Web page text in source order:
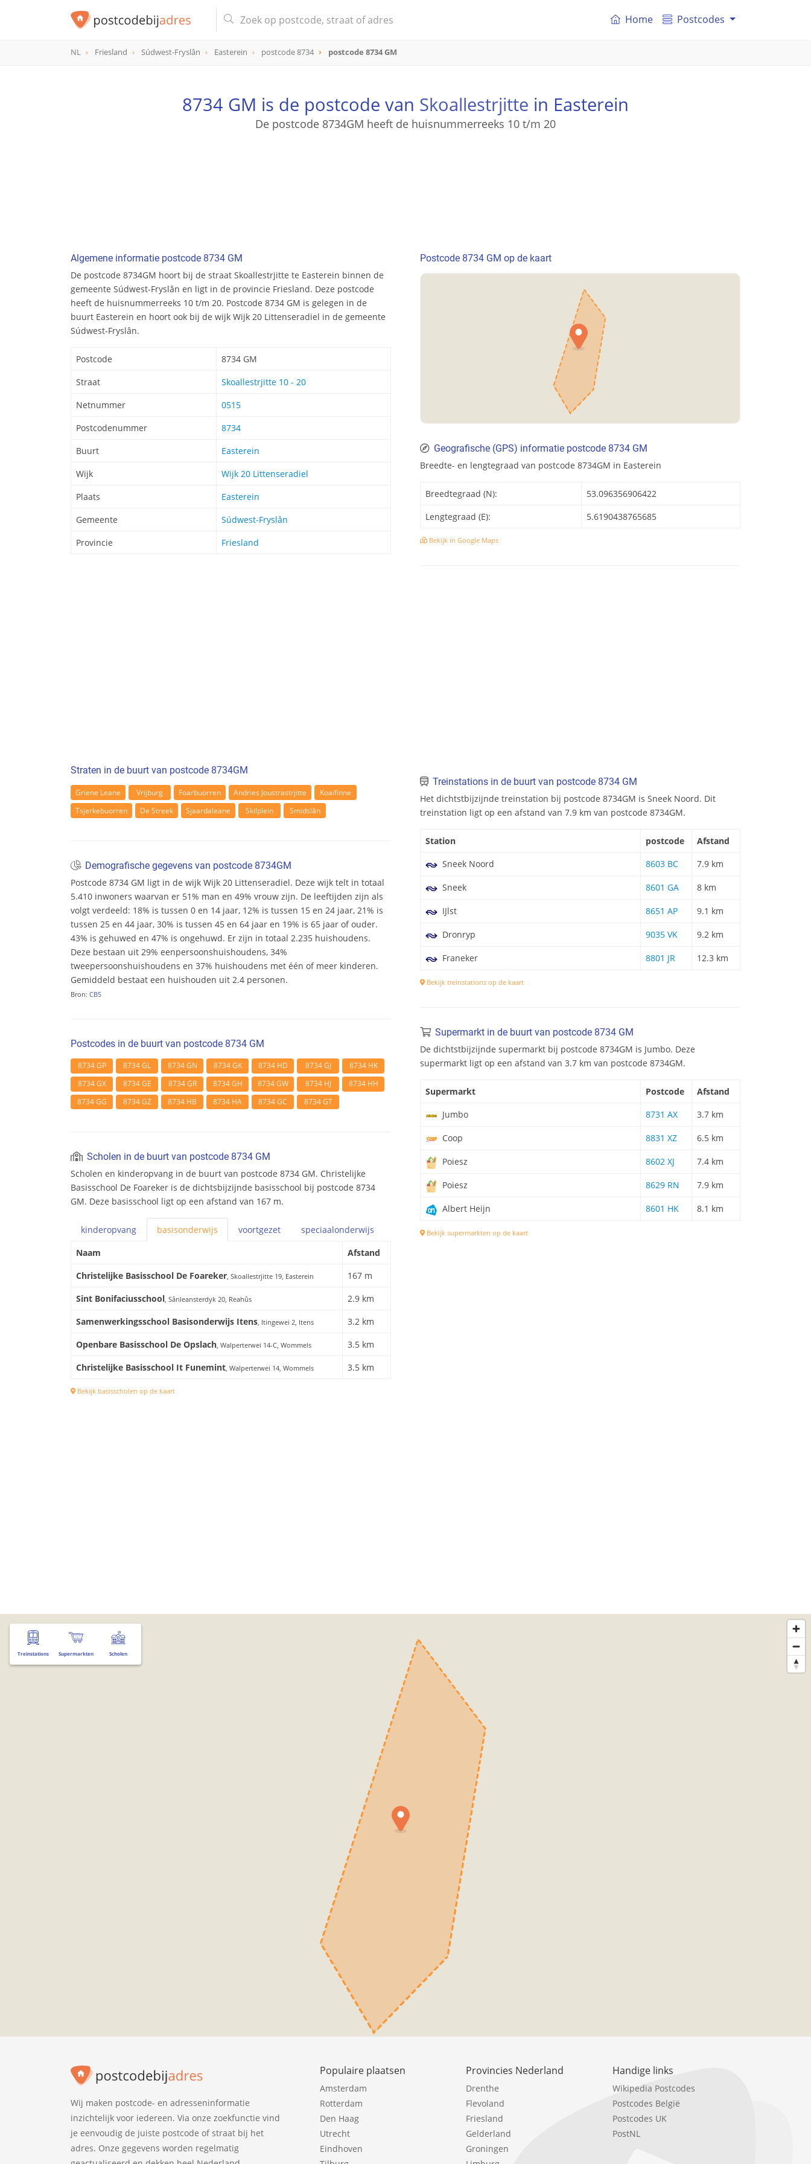
8734 GM
Home Postcodes
NL Friesland Súdwest-Fryslân Easterein postcode 8734 postcode 8734 GM
8734 GM is de postcode van Skoallestrjitte in Easterein
De postcode 8734GM heeft de huisnummerreeks 10 t/m 20
Algemene informatie postcode 8734 GM
De postcode 8734GM hoort bij de straat Skoallestrjitte te Easterein binnen de
gemeente Súdwest-Fryslân en ligt in de provincie Friesland. Deze postcode
heeft de huisnummerreeks 10 t/m 20. Postcode 8734 GM is gelegen in de
buurt Easterein en hoort ook bij de wijk Wijk 20 Littenseradiel in de gemeente
Súdwest-Fryslân.
Postcode
8734 GM
Straat
Skoallestrjitte 10 - 20
Netnummer
0515
Postcodenummer
8734
Buurt
Easterein
Wijk
Wijk 20 Littenseradiel
Plaats
Easterein
Gemeente
Súdwest-Fryslân
Provincie
Friesland
Straten in de buurt van postcode 8734GM
Griene Leane Vrijburg Foarbuorren Andries Joustrastrjitte
Koaifinne
Tsjerkebuorren
De Streek Sjaardaleane Skilplein Smidslân
Demografische gegevens van postcode 8734GM
Postcode 8734 GM ligt in de wijk Wijk 20 Littenseradiel. Deze wijk telt in totaal
5.410 inwoners waarvan er 51% man en 49% vrouw zijn. De leeftijden zijn als
volgt verdeeld: 18% is tussen 0 en 14 jaar, 12% is tussen 15 en 24 jaar, 21% is
tussen 25 en 44 jaar, 30% is tussen 45 en 64 jaar en 19% is 65 jaar of ouder.
43% is gehuwed en 47% is ongehuwd. Er zijn in totaal 2.235 huishoudens.
Deze bestaan uit 29% eenpersoonshuishoudens, 34%
tweepersoonshuishoudens en 37% huishoudens met één of meer kinderen.
Gemiddeld bestaat een huishouden uit 2.4 personen.
Bron: CBS
Postcodes in de buurt van postcode 8734 GM
8734 GP 8734 GL 8734 GN 8734 GK 8734 HD 8734 GJ
8734 HK
8734 GX
8734 GE 8734 GR 8734 GH 8734 GW 8734 HJ
8734 HH
8734 GG
8734 GZ 8734 HB 8734 HA 8734 GC 8734 GT
Scholen in de buurt van postcode 8734 GM
Scholen en kinderopvang in de buurt van postcode 8734 GM. Christelijke
Basisschool De Foareker is de dichtsbijzijnde basisschool bij postcode 8734
GM. Deze basisschool ligt op een afstand van 167 m.
kinderopvang basisonderwijs voortgezet speciaalonderwijs
Naam
Afstand
Christelijke Basisschool De Foareker, Skoallestrjitte 19, Easterein
167 m
Sint Bonifaciusschool, Sânleansterdyk 20, Reahûs
2.9 km
Samenwerkingsschool Basisonderwijs Itens, Itingewei 2, Itens
3.2 km
Openbare Basisschool De Opslach, Walperterwei 14-C, Wommels
3.5 km
Christelijke Basisschool It Funemint, Walperterwei 14, Wommels 3.5 km
Bekijk basisscholen op de kaart
Postcode 8734 GM op de kaart
Geografische (GPS) informatie postcode 8734 GM
Breedte- en lengtegraad van postcode 8734GM in Easterein
Breedtegraad (N):
53.096356906422
Lengtegraad (E):
5.6190438765685
Bekijk in Google Maps
Treinstations in de buurt van postcode 8734 GM
Het dichtstbijzijnde treinstation bij postcode 8734GM is Sneek Noord. Dit
treinstation ligt op een afstand van 7.9 km van postcode 8734GM.
Station postcode
Afstand
Sneek Noord
8603 BC 7.9 km
Sneek 8601 GA 8 km
IJlst 8651 AP 9.1 km
Dronryp 9035 VK 9.2 km
Franeker 8801 JR 12.3 km
Bekijk treinstations op de kaart
Supermarkt in de buurt van postcode 8734 GM
De dichtstbijzijnde supermarkt bij postcode 8734GM is Jumbo. Deze
supermarkt ligt op een afstand van 3.7 km van postcode 8734GM.
Supermarkt Postcode
Afstand
Jumbo
8731 AX 3.7 km
Coop 8831 XZ 6.5 km
Poiesz 8602 XJ 7.4 km
Poiesz 8629 RN 7.9 km
Albert Heijn 8601 HK 8.1 km
Bekijk supermarkten op de kaart
Treinstations Supermarkten Scholen
Wij maken postcode- en adresseninformatie
inzichtelijk voor iedereen. Via onze zoekfunctie vind
je eenvoudig de juiste postcode of straat bij het
adres. Onze gegevens worden regelmatig
Populaire plaatsen
Amsterdam
Rotterdam
Den Haag
Utrecht
Eindhoven
Provincies Nederland
Drenthe
Flevoland
Friesland
Gelderland
Groningen
Handige links
Wikipedia Postcodes
Postcodes België
Postcodes UK
PostNL